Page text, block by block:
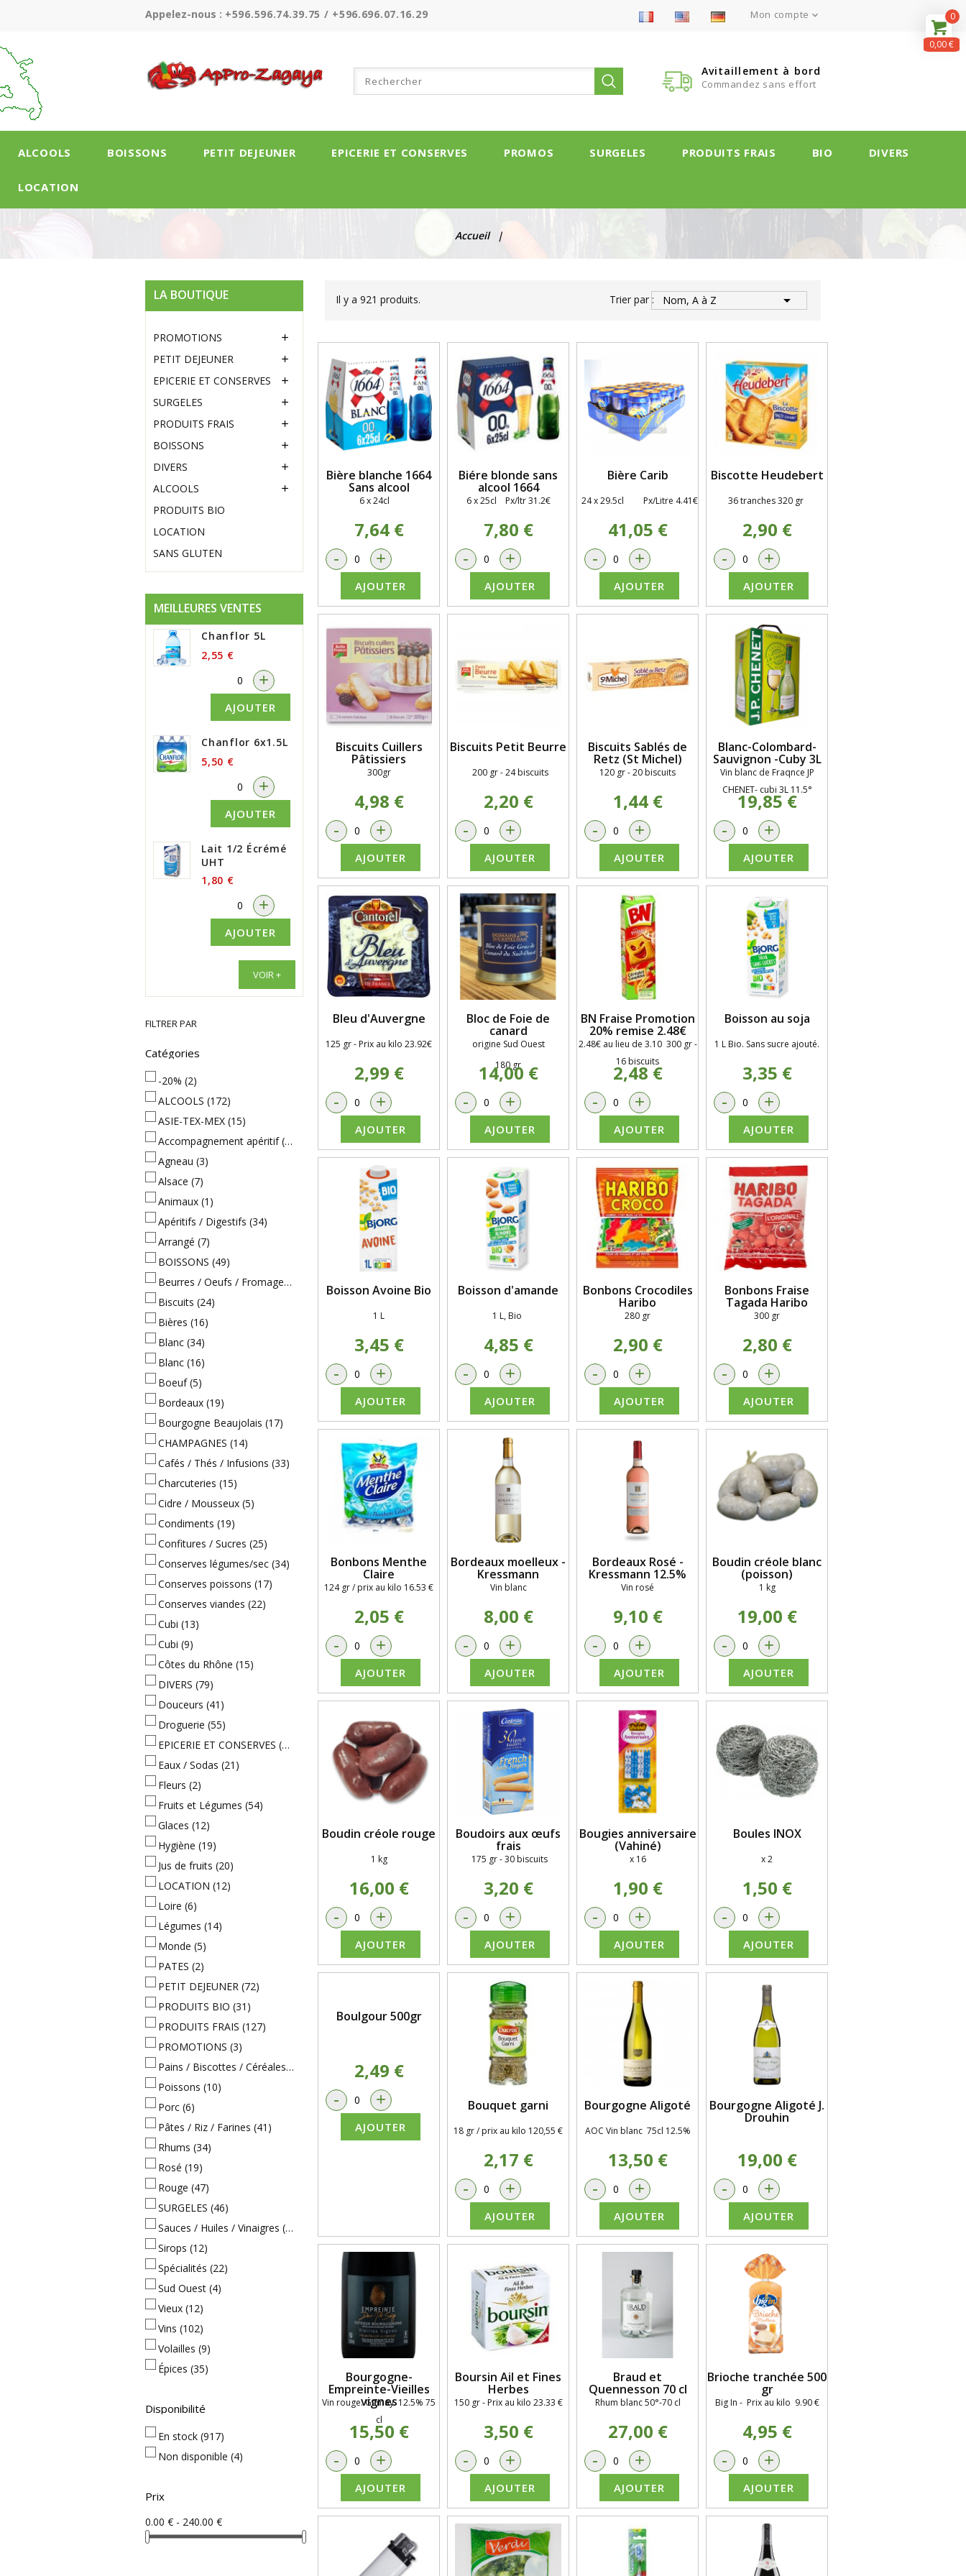
Appelez-nous : +596.596.74.39.75 / +596.696.07.16.29 Mon compte 
Avitaillement à bord
Commandez sans effort
ALCOOLS BOISSONS PETIT DEJEUNER EPICERIE ET CONSERVES PROMOS SURGELES PRODUITS FRAIS BIO DIVERS
LOCATION
Accueil
LA BOUTIQUE
PROMOTIONS 
PETIT DEJEUNER 
EPICERIE ET CONSERVES 
SURGELES 
PRODUITS FRAIS 
BOISSONS 
DIVERS 
ALCOOLS 
PRODUITS BIO
LOCATION
SANS GLUTEN
MEILLEURES VENTES
Chanflor 5L
2,55 €
+
AJOUTER
Chanflor 6x1.5L
5,50 €
+
AJOUTER
Lait 1/2 Écrémé
UHT
1,80 €
+
AJOUTER
VOIR +
FILTRER PAR
Catégories
-20% (2)
ALCOOLS (172)
ASIE-TEX-MEX (15)
Accompagnement apéritif(38)
Agneau (3)
Alsace (7)
Animaux (1)
Apéritifs / Digestifs (34)
Arrangé (7)
BOISSONS (49)
Beurres / Oeufs / Fromages
Biscuits (24)
Bières (16)
Blanc (34)
Blanc (16)
Boeuf(5)
Bordeaux (19)
Bourgogne Beaujolais (17)
CHAMPAGNES (14)
Cafés / Thés / Infusions (33)
Charcuteries (15)
Cidre / Mousseux (5)
Condiments (19)
Confitures / Sucres (25)
Conserves légumes/sec (34)
Conserves poissons (17)
Conserves viandes (22)
Cubi (13)
Cubi (9)
Côtes du Rhône (15)
DIVERS (79)
Douceurs (41)
Droguerie (55)
EPICERIE ET CONSERVES (282)
Eaux / Sodas (21)
Fleurs (2)
Fruits et Légumes (54)
Glaces (12)
Hygiène (19)
Jus de fruits (20)
LOCATION (12)
Loire (6)
Légumes (14)
Monde (5)
PATES (2)
PETIT DEJEUNER (72)
PRODUITS BIO (31)
PRODUITS FRAIS (127)
PROMOTIONS (3)
Pains / Biscottes / Céréales(21)
Poissons (10)
Porc (6)
Pâtes / Riz / Farines (41)
Rhums (34)
Rosé (19)
Rouge (47)
SURGELES (46)
Sauces / Huiles / Vinaigres (40)
Sirops (12)
Spécialités (22)
Sud Ouest (4)
Vieux (12)
Vins (102)
Volailles (9)
Épices (35)
Disponibilité
En stock (917)
Non disponible (4)
Prix
0.00 € - 240.00 €
Il y a 921 produits. Trier par : Nom, A à Z 
Bière blanche 1664
Sans alcool
6 x 24cl
7,64 €
- +
AJOUTER
Biére blonde sans
alcool 1664
6 x 25cl Px/ltr 31.2€
7,80 €
- +
AJOUTER
Bière Carib
24 x 29.5cl Px/Litre 4.41€
41,05 €
- +
AJOUTER
Biscotte Heudebert
36 tranches 320 gr
2,90 €
- +
AJOUTER
Biscuits Cuillers
Pâtissiers
300gr
4,98 €
- +
AJOUTER
Biscuits Petit Beurre
200 gr - 24 biscuits
2,20 €
- +
AJOUTER
Biscuits Sablés de
Retz (St Michel)
120 gr - 20 biscuits
1,44 €
- +
AJOUTER
Blanc-Colombard-
Sauvignon -Cuby 3L
Vin blanc de Fraqnce JP
CHENET- cubi 3L 11.5°
19,85 €
- +
AJOUTER
Bleu d'Auvergne
125 gr - Prix au kilo 23.92€
2,99 €
- +
AJOUTER
Bloc de Foie de
canard
origine Sud Ouest
180 gr
14,00 €
- +
AJOUTER
BN Fraise Promotion
20% remise 2.48€
2.48€ au lieu de 3.10 300 gr -
16 biscuits
2,48 €
- +
AJOUTER
Boisson au soja
1 L Bio. Sans sucre ajouté.
3,35 €
- +
AJOUTER
Boisson Avoine Bio
1 L
3,45 €
- +
AJOUTER
Boisson d'amande
1 L, Bio
4,85 €
- +
AJOUTER
Bonbons Crocodiles
Haribo
280 gr
2,90 €
- +
AJOUTER
Bonbons Fraise
Tagada Haribo
300 gr
2,80 €
- +
AJOUTER
Bonbons Menthe
Claire
124 gr / prix au kilo 16.53 €
2,05 €
- +
AJOUTER
Bordeaux moelleux -
Kressmann
Vin blanc
8,00 €
- +
AJOUTER
Bordeaux Rosé -
Kressmann 12.5%
Vin rosé
9,10 €
- +
AJOUTER
Boudin créole blanc
(poisson)
1 kg
19,00 €
- +
AJOUTER
Boudin créole rouge
1 kg
16,00 €
- +
AJOUTER
Boudoirs aux œufs
frais
175 gr - 30 biscuits
3,20 €
- +
AJOUTER
Bougies anniversaire
(Vahiné)
x 16
1,90 €
- +
AJOUTER
Boules INOX
x 2
1,50 €
- +
AJOUTER
Boulgour 500gr
2,49 €
- +
AJOUTER
Bouquet garni
18 gr / prix au kilo 120,55 €
2,17 €
- +
AJOUTER
Bourgogne Aligoté
AOC Vin blanc 75cl 12.5%
13,50 €
- +
AJOUTER
Bourgogne Aligoté J.
Drouhin
19,00 €
- +
AJOUTER
Bourgogne-
Empreinte-Vieilles
vignes
Vin rouge. Gamay. 12.5% 75
cl
15,50 €
- +
AJOUTER
Boursin Ail et Fines
Herbes
150 gr - Prix au kilo 23.33 €
3,50 €
- +
AJOUTER
Braud et
Quennesson 70 cl
Rhum blanc 50°-70 cl
27,00 €
- +
AJOUTER
Brioche tranchée 500
gr
Big In - Prix au kilo 9.90 €
4,95 €
- +
AJOUTER
0
0,00 €